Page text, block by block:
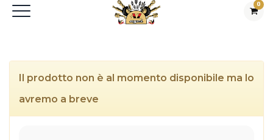
0
Il prodotto non è al momento disponibile ma lo
avremo a breve